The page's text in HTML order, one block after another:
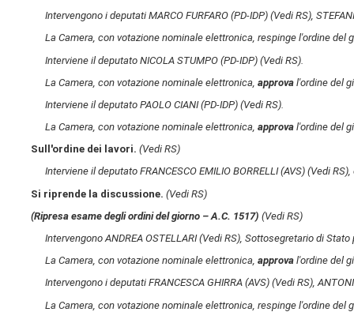
Intervengono i deputati MARCO FURFARO (PD-IDP)(Vedi RS),
La Camera, con votazione nominale elettronica, respinge l'ordine del
Interviene il deputato NICOLA STUMPO (PD-IDP)(Vedi RS)
La Camera, con votazione nominale elettronica,approva l'ordine del
Interviene il deputato PAOLO CIANI (PD-IDP)(Vedi RS)
La Camera, con votazione nominale elettronica,approva l'ordine del
Sull'ordine dei lavori. (Vedi RS)
Interviene il deputato FRANCESCO EMILIO BORRELLI (AVS)(Vedi RS),
Si riprende la discussione. (Vedi RS)
(Ripresa esame degli ordini del giorno – A.C. 1517​) (Vedi RS)
Intervengono ANDREA OSTELLARI(Vedi RS), Sottosegretario di Stato
La Camera, con votazione nominale elettronica,approva l'ordine del
Intervengono i deputati FRANCESCA GHIRRA (AVS)(Vedi RS),
La Camera, con votazione nominale elettronica, respinge l'ordine del